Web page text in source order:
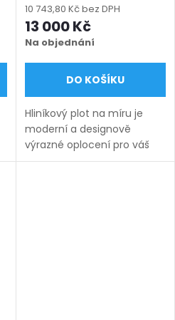
výška 710 - 2010 mm),
antracit RAL 7016 matná
10 743,80 Kč bez DPH
13 000 Kč
Na objednání
DO KOŠÍKU
Hliníkový plot na míru je
moderní a designově
výrazné oplocení pro váš
pozemek. Vyrábíme ho v